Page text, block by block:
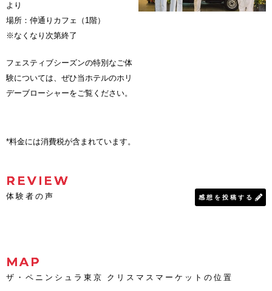
より
場所：仲通りカフェ（1階）
※なくなり次第終了
フェスティブシーズンの特別なご体
験については、ぜひ当ホテルのホリ
デーブローシャーをご覧ください。
*料金には消費税が含まれています。
REVIEW
体験者の声 感想を投稿する
MAP
ザ・ペニンシュラ東京 クリスマスマーケットの位置